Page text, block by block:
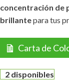
concentración de
brillantepara tus
Carta de
2 disponibles